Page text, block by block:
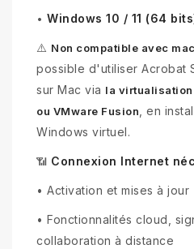
• Windows 10 / 11 (64
⚠️ Non compatible avec
possible d'utiliser Acrobat
sur Mac via la
ou VMware Fusion , en
Windows virtuel.
📶 Connexion Internet
• Activation et mises à jour
• Fonctionnalités cloud,
collaboration à distance